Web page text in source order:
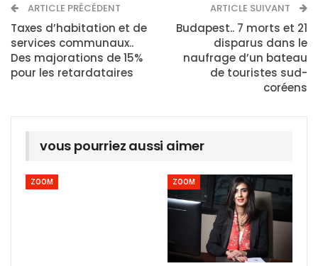
ARTICLE PRÉCÉDENT
Taxes d’habitation et de
services communaux..
Des majorations de 15%
pour les retardataires
ARTICLE SUIVANT
Budapest.. 7 morts et 21
disparus dans le
naufrage d’un bateau
de touristes sud-
coréens
vous pourriez aussi aimer
ZOOM ZOOM